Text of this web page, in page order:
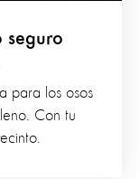
seguro
para los osos
Con tu